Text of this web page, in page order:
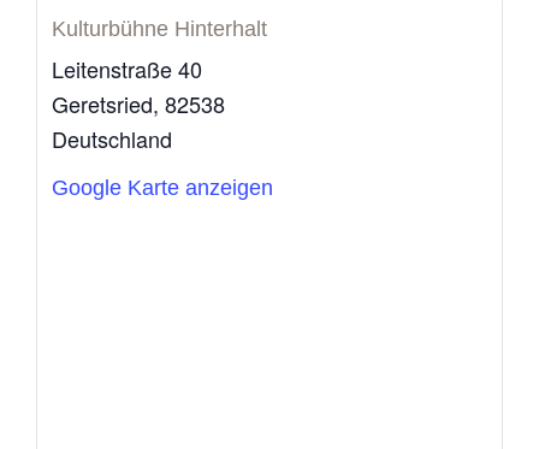
Kulturbühne Hinterhalt
Leitenstraße 40
Geretsried, 82538
Deutschland
Google Karte anzeigen